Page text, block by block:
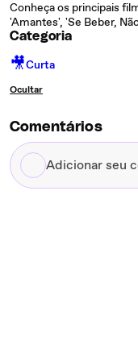
Conheça os principais
'Amantes', 'Se Beber,
Categoria
🎥Curta
Ocultar
Comentários
Adicionar
seu